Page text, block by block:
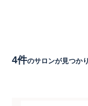
4件のサロンが見つか